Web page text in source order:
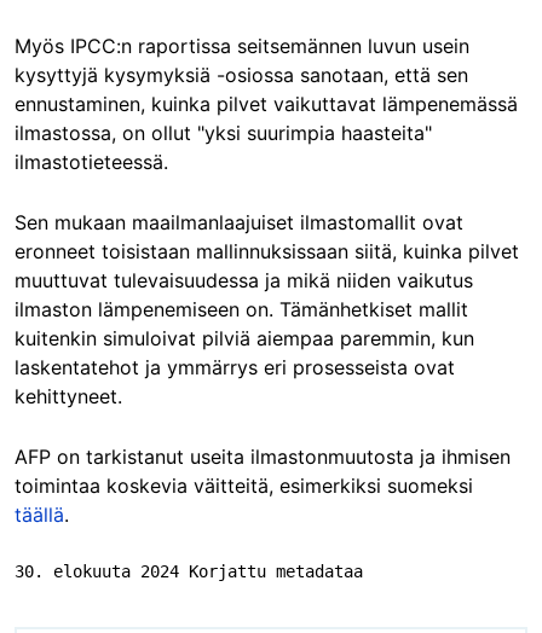
Myös IPCC:n raportissa seitsemännen luvun usein
kysyttyjä kysymyksiä -osiossa sanotaan, että sen
ennustaminen, kuinka pilvet vaikuttavat lämpenemässä
ilmastossa, on ollut "yksi suurimpia haasteita"
ilmastotieteessä.
Sen mukaan maailmanlaajuiset ilmastomallit ovat
eronneet toisistaan mallinnuksissaan siitä, kuinka pilvet
muuttuvat tulevaisuudessa ja mikä niiden vaikutus
ilmaston lämpenemiseen on. Tämänhetkiset mallit
kuitenkin simuloivat pilviä aiempaa paremmin, kun
laskentatehot ja ymmärrys eri prosesseista ovat
kehittyneet.
AFP on tarkistanut useita ilmastonmuutosta ja ihmisen
toimintaa koskevia väitteitä, esimerkiksi suomeksi
täällä.
30. elokuuta 2024 Korjattu metadataa